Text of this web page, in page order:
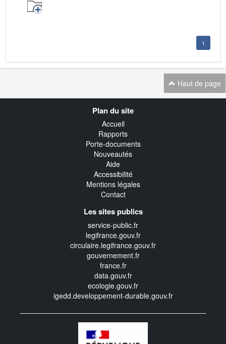
1
Haut de page
Plan du site
Accueil
Rapports
Porte-documents
Nouveautés
Aide
Accessibilité
Mentions légales
Contact
Les sites publics
service-public.fr
legifrance.gouv.fr
circulaire.legifrance.gouv.fr
gouvernement.fr
france.fr
data.gouv.fr
ecologie.gouv.fr
igedd.developpement-durable.gouv.fr